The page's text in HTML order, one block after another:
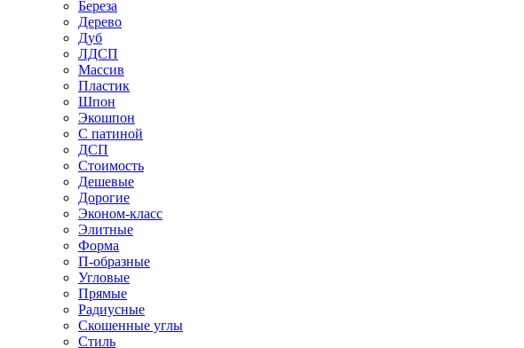
Береза
Дерево
Дуб
ЛДСП
Массив
Пластик
Шпон
Экошпон
С патиной
ДСП
Стоимость
Дешевые
Дорогие
Эконом-класс
Элитные
Форма
П-образные
Угловые
Прямые
Радиусные
Скошенные углы
Стиль